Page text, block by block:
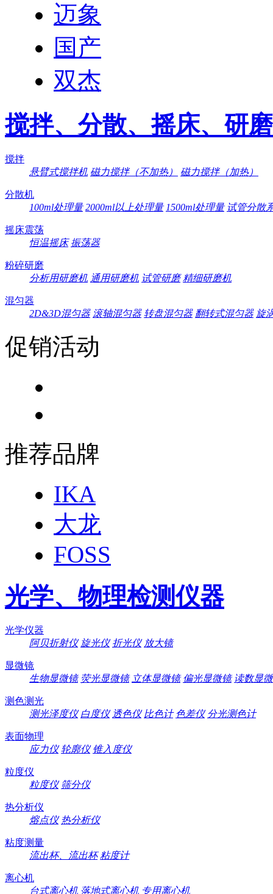
迈象
国产
双杰
搅拌、分散、摇床、研磨
搅拌
悬臂式搅拌机 磁力搅拌（不加热） 磁力搅拌（加热）
分散机
100ml处理量 2000ml以上处理量 1500ml处理量 试管分散
摇床震荡
恒温摇床 振荡器
粉碎研磨
分析用研磨机 通用研磨机 试管研磨 精细研磨机
混匀器
2D&3D混匀器 滚轴混匀器 转盘混匀器 翻转式混匀器 旋
促销活动
推荐品牌
IKA
大龙
FOSS
光学、物理检测仪器
光学仪器
阿贝折射仪 旋光仪 折光仪 放大镜
显微镜
生物显微镜 荧光显微镜 立体显微镜 偏光显微镜 读数显
测色测光
测光泽度仪 白度仪 透色仪 比色计 色差仪 分光测色计
表面物理
应力仪 轮廓仪 锥入度仪
粒度仪
粒度仪 筛分仪
热分析仪
熔点仪 热分析仪
粘度测量
流出杯、流出杯 粘度计
离心机
台式离心机 落地式离心机 专用离心机